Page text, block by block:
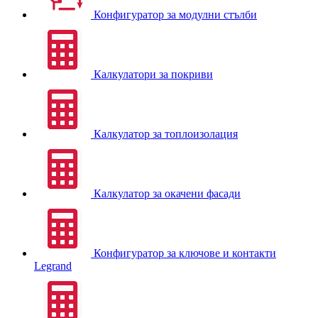
Конфигуратор за модулни стълби
Калкулатори за покриви
Калкулатор за топлоизолация
Калкулатор за окачени фасади
Конфигуратор за ключове и контакти
Legrand